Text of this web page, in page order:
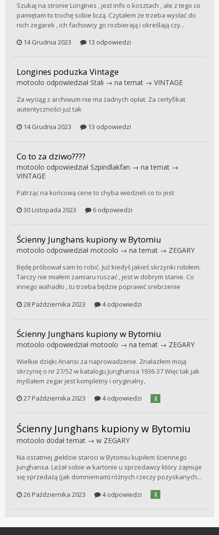
Szukaj na stronie Longines , jest info o kosztach , ale z tego co
pamiętam to trochę sobie liczą. Czytałem że trzeba wysłać do
nich zegarek , ich fachowcy go rozbierają i określają czy...
14 Grudnia 2023
13 odpowiedzi
Longines poduzka Vintage
motoolo odpowiedział Stali → na temat → VINTAGE
Za wyciąg z archiwum nie ma żadnych opłat. Za certyfikat
autentyczności już tak
14 Grudnia 2023
13 odpowiedzi
Co to za dziwo????
motoolo odpowiedział Szpindlakfan → na temat →
VINTAGE
Patrząc na końcową cene to chyba wiedzieli co to jest
30 Listopada 2023
6 odpowiedzi
Ścienny Junghans kupiony w Bytomiu
motoolo odpowiedział motoolo → na temat → ZEGARY
Będę próbował sam to robić. Już kiedyś jakieś skrzynki robiłem.
Tarczy nie miałem zamiaru ruszać , jest w dobrym stanie. Co
innego wahadło , tu trzeba będzie poprawić srebrzenie
28 Października 2023
4 odpowiedzi
Ścienny Junghans kupiony w Bytomiu
motoolo odpowiedział motoolo → na temat → ZEGARY
Wielkie dzięki Anansi za naprowadzenie. Znalazłem moją
skrzynię o nr 27/52 w katalogu Junghansa 1936-37 Więc tak jak
myślałem zegar jest kompletny i oryginalny,
27 Października 2023
4 odpowiedzi 2
Ścienny Junghans kupiony w Bytomiu
motoolo dodał temat → w ZEGARY
Na ostatniej giełdzie staroci w Bytomiu kupiłem ściennego
Junghansa. Leżał sobie w kartonie u sprzedawcy który zajmuje
się sprzedażą (jak domniemam) różnych rzeczy pozyskanych...
26 Października 2023
4 odpowiedzi 2